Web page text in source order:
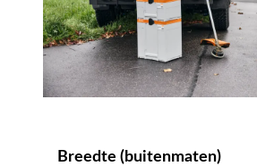
Breedte (buitenmaten)